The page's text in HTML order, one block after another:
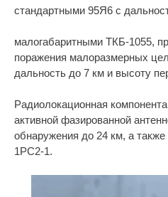
стандартными 95Я6 с
малогабаритными ТКБ-1055,
поражения малоразмерных
дальность до 7 км и высоту
Радиолокационная
активной фазированной
обнаружения до 24 км, а
1РС2-1.